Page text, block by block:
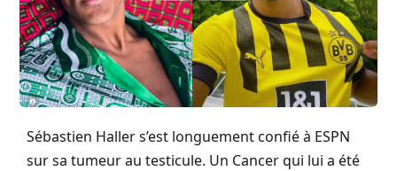
Sébastien Haller s’est longuement confié à ESPN
sur sa tumeur au testicule. Un Cancer qui lui a été